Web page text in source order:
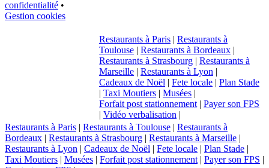
confidentialité •
Gestion cookies
Restaurants à Paris | Restaurants à
Toulouse | Restaurants à Bordeaux |
Restaurants à Strasbourg | Restaurants à
Marseille | Restaurants à Lyon |
Cadeaux de Noël | Fete locale | Plan Stade
| Taxi Moutiers | Musées |
Forfait post stationnement | Payer son FPS
| Vidéo verbalisation |
Restaurants à Paris | Restaurants à Toulouse | Restaurants à
Bordeaux | Restaurants à Strasbourg | Restaurants à Marseille |
Restaurants à Lyon | Cadeaux de Noël | Fete locale | Plan Stade |
Taxi Moutiers | Musées | Forfait post stationnement | Payer son FPS |